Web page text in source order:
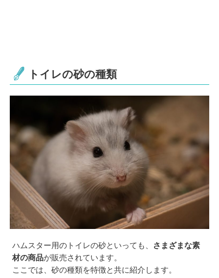
トイレの砂の種類
ハムスター用のトイレの砂といっても、
さまざまな素
材の商品が販売されています。
ここでは、砂の種類を特徴と共に紹介します。